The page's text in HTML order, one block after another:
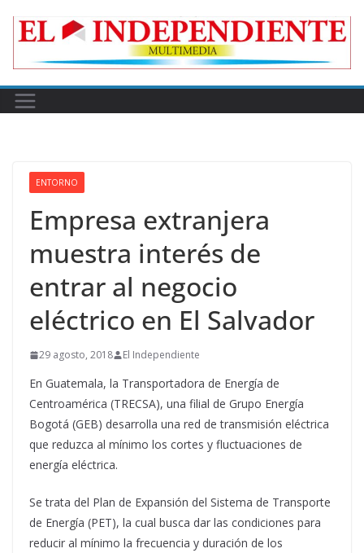
ENTORNO
Empresa extranjera
muestra interés de
entrar al negocio
eléctrico en El Salvador
29 agosto, 2018 El Independiente
En Guatemala, la Transportadora de Energía de
Centroamérica (TRECSA), una filial de Grupo Energía
Bogotá (GEB) desarrolla una red de transmisión eléctrica
que reduzca al mínimo los cortes y fluctuaciones de
energía eléctrica.
Se trata del Plan de Expansión del Sistema de Transporte
de Energía (PET), la cual busca dar las condiciones para
reducir al mínimo la frecuencia y duración de los